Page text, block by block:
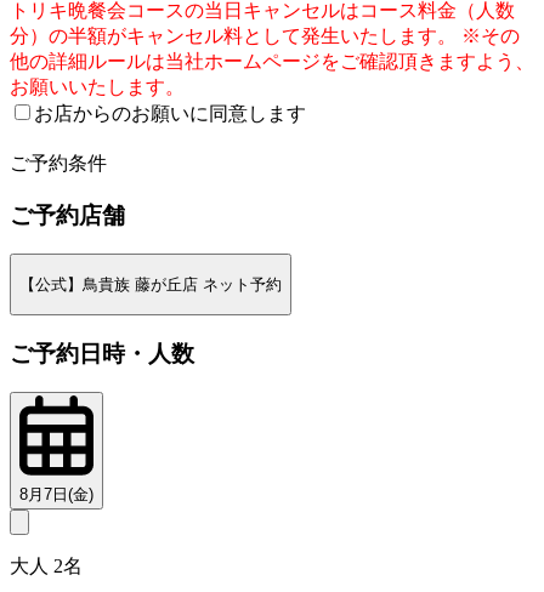
トリキ晩餐会コースの当日キャンセルはコース料金（人数
分）の半額がキャンセル料として発生いたします。 ※その
他の詳細ルールは当社ホームページをご確認頂きますよう、
お願いいたします。
お店からのお願いに同意します
ご予約条件
ご予約店舗
【公式】鳥貴族 藤が丘店 ネット予約
ご予約日時・人数
8月7日(金)
大人 2名